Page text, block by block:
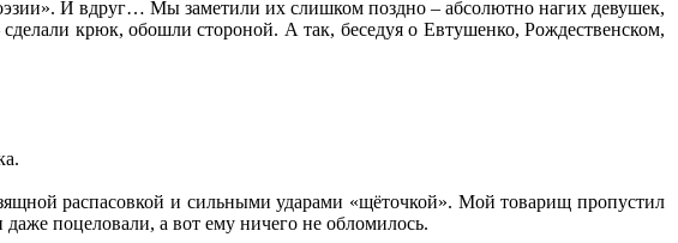
И вдруг… Мы заметили их слишком поздно – абсолютно нагих девушек,
крюк, обошли стороной. А так, беседуя о Евтушенко, Рождественском,
распасовкой и сильными ударами «щёточкой». Мой товарищ пропустил
поцеловали, а вот ему ничего не обломилось.